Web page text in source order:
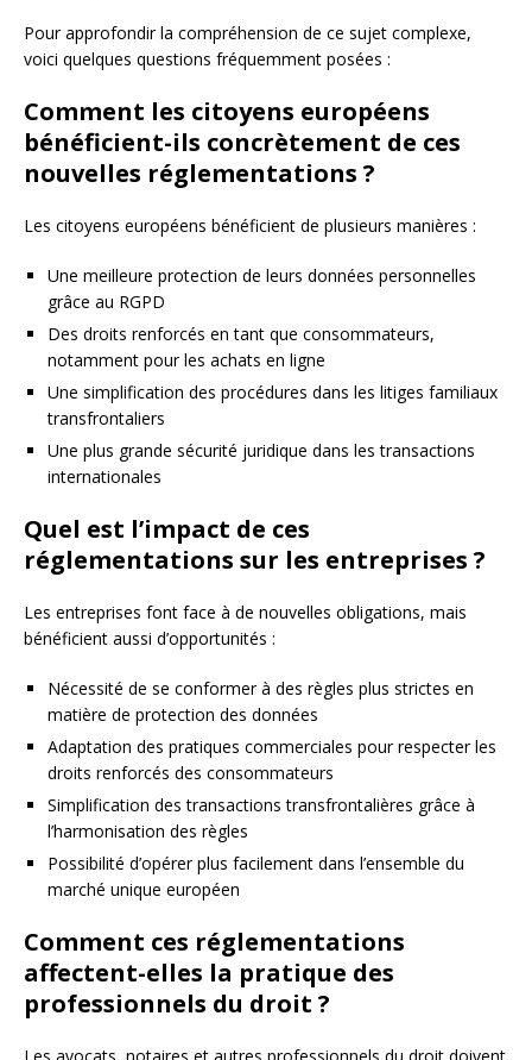
Pour approfondir la compréhension de ce sujet complexe,
voici quelques questions fréquemment posées :
Comment les citoyens européens
bénéficient-ils concrètement de ces
nouvelles réglementations ?
Les citoyens européens bénéficient de plusieurs manières :
Une meilleure protection de leurs données personnelles
grâce au RGPD
Des droits renforcés en tant que consommateurs,
notamment pour les achats en ligne
Une simplification des procédures dans les litiges familiaux
transfrontaliers
Une plus grande sécurité juridique dans les transactions
internationales
Quel est l’impact de ces
réglementations sur les entreprises ?
Les entreprises font face à de nouvelles obligations, mais
bénéficient aussi d’opportunités :
Nécessité de se conformer à des règles plus strictes en
matière de protection des données
Adaptation des pratiques commerciales pour respecter les
droits renforcés des consommateurs
Simplification des transactions transfrontalières grâce à
l’harmonisation des règles
Possibilité d’opérer plus facilement dans l’ensemble du
marché unique européen
Comment ces réglementations
affectent-elles la pratique des
professionnels du droit ?